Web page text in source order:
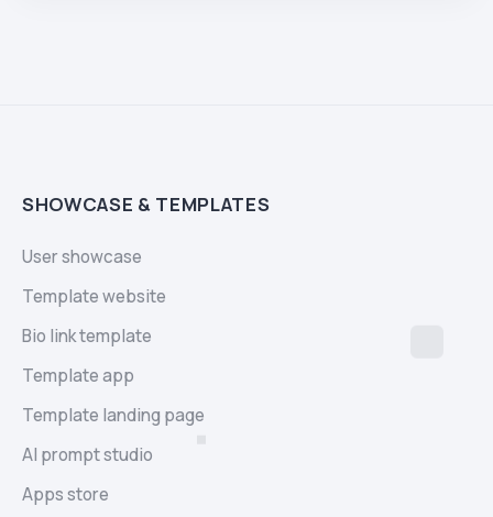
SHOWCASE & TEMPLATES
User showcase
Template website
Bio link template
Template app
Template landing page
AI prompt studio
Apps store